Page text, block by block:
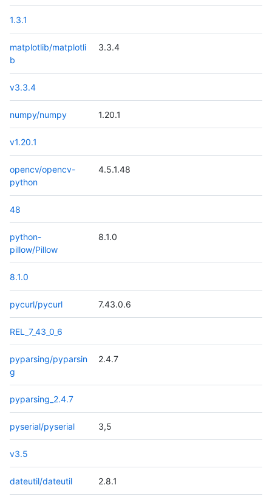
1.3.1
matplotlib/matplotli
b
3.3.4
v3.3.4
numpy/numpy 1.20.1
v1.20.1
opencv/opencv-
python
4.5.1.48
48
python-
pillow/Pillow
8.1.0
8.1.0
pycurl/pycurl 7.43.0.6
REL_7_43_0_6
pyparsing/pyparsin
g
2.4.7
pyparsing_2.4.7
pyserial/pyserial 3,5
v3.5
dateutil/dateutil 2.8.1